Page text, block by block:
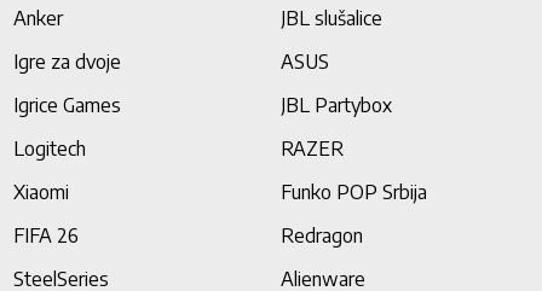
Anker
JBL slušalice
Igre za dvoje
ASUS
Igrice Games
JBL Partybox
Logitech
RAZER
Xiaomi
Funko POP Srbija
FIFA 26
Redragon
SteelSeries
Alienware